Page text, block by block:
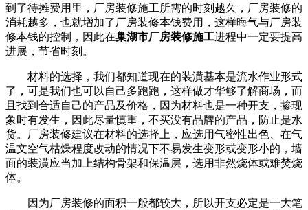
到了待摊费用里，厂房装修施工所需的时刻越久，厂房装修的
消耗越多，也就增加了厂房装修本钱费用，这样晦气与厂房装
修本钱的控制，因此在巢湖市厂房装修施工进程中一定要提高
进展，节省时刻。
材料的选择，我们都知道现在的装潢基本是流水作业形式
了，可是我们也可以自己多跑跑，这样做才华够了解商场，而
且找到合适自己的产品及价格，因为材料也是一种开支，掺现
象时有发生，因此尽量慎重，不买没有品牌的产品，防止是水
货。厂房装修建议在材料的选择上，应选用气密性出色、在气
温文空气枯燥程度改动的情况下不易发生变形或变形小的，墙
面的装潢应当加上结构骨架和保温层，选用非然烧体或难焚烧
体。
因为厂房装修的面积一般都较大，所以开支必定是一大笔